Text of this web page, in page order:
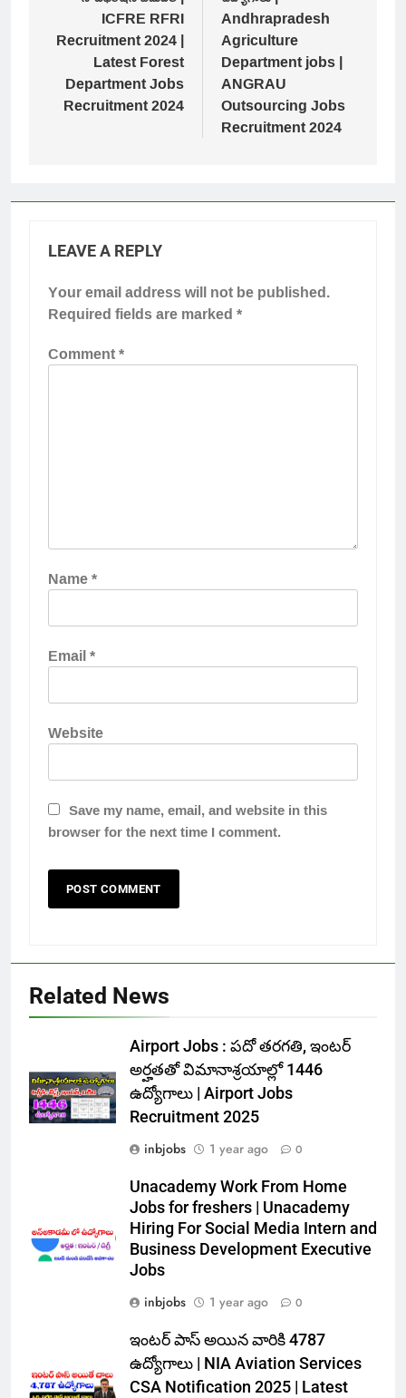
ICFRE RFRI
Recruitment 2024 |
Latest Forest
Department Jobs
Recruitment 2024
Andhrapradesh
Agriculture
Department jobs |
ANGRAU
Outsourcing Jobs
Recruitment 2024
LEAVE A REPLY
Your email address will not be published.
Required fields are marked*
Comment*
Name*
Email*
Website
Save my name, email, and website in this
browser for the next time I comment.
Related News
Airport Jobs : పదో తరగతి, ఇంటర్
అర్హతతో విమానాశ్రయాల్లో 1446
ఉద్యోగాలు | Airport Jobs
Recruitment 2025
inbjobs
1 year ago 0
Unacademy Work From Home
Jobs for freshers | Unacademy
Hiring For Social Media Intern and
Business Development Executive
Jobs
inbjobs
1 year ago 0
ఇంటర్ పాస్ అయిన వారికి 4787
ఉద్యోగాలు | NIA Aviation Services
CSA Notification 2025 | Latest